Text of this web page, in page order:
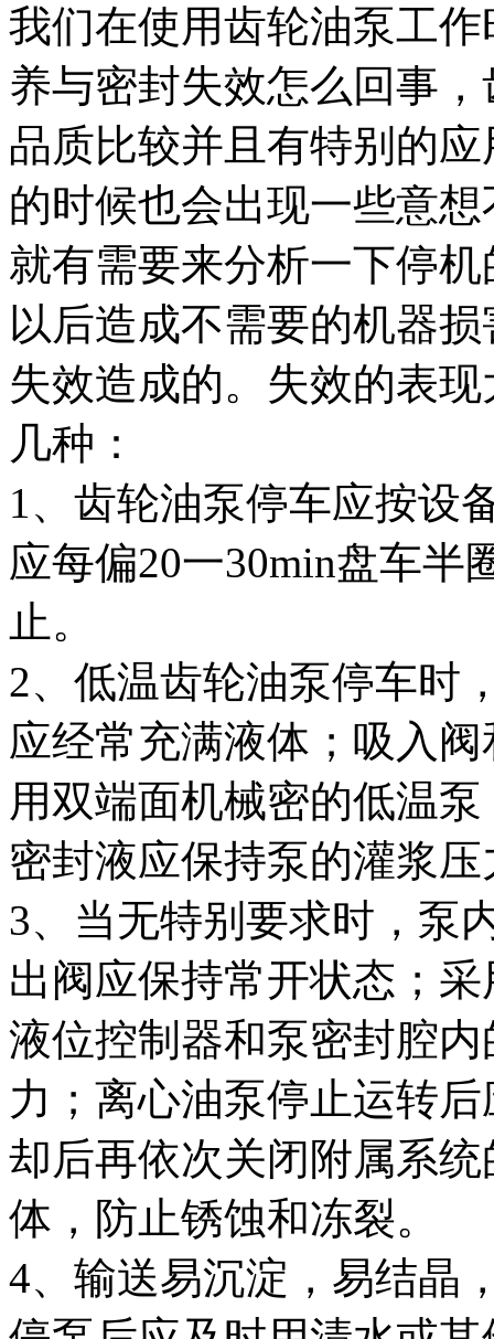
我们在使用齿轮油泵工
养与密封失效怎么回事
品质比较并且有特别的
的时候也会出现一些意
就有需要来分析一下停
以后造成不需要的机器
失效造成的。失效的表
几种：
1、齿轮油泵停车应按设
应每偏20一30min盘车
止。
2、低温齿轮油泵停车时
应经常充满液体；吸入
用双端面机械密的低温
密封液应保持泵的灌浆压
3、当无特别要求时，泵
出阀应保持常开状态；
液位控制器和泵密封腔
力；离心油泵停止运转
却后再依次关闭附属系
体，防止锈蚀和冻裂。
4、输送易沉淀，易结晶